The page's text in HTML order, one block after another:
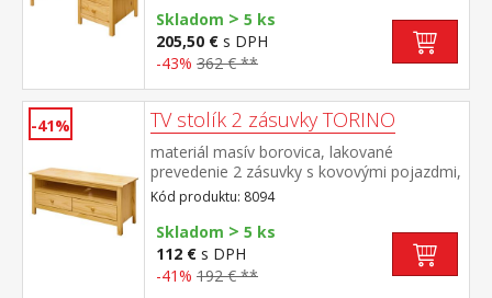
klávesnicu 8840
Skladom > 5 ks
205,50 € s DPH
-43% 362 € **
-41% TV stolík 2 zásuvky TORINO
materiál masív borovica, lakované
prevedenie 2 zásuvky s kovovými pojazdmi,
1 polica
Kód produktu: 8094
Skladom > 5 ks
112 € s DPH
-41% 192 € **